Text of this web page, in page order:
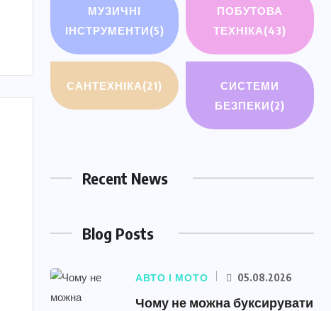
МУЗИЧНІ
ІНСТРУМЕНТИ(5)
ПОБУТОВА
ТЕХНІКА(43)
САНТЕХНІКА(21)
СИСТЕМИ
БЕЗПЕКИ(2)
Recent News
Blog Posts
АВТО І МОТО 05.08.2026
Чому не можна буксирувати